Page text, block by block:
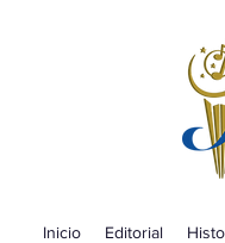
Inicio Editorial